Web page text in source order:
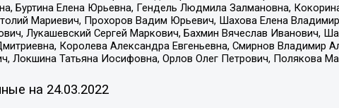
Буртина Елена Юрьевна, Гендель Людмила Залмановна,
Мариевич, Прохоров Вадим Юрьевич, Шахова Елена
Лукашевский Сергей Маркович, Бахмин Вячеслав Иванович,
Королева Александра Евгеньевна, Смирнов Владимир
Локшина Татьяна Иосифовна, Орлов Олег Петрович, Полякова
на 24.03.2022